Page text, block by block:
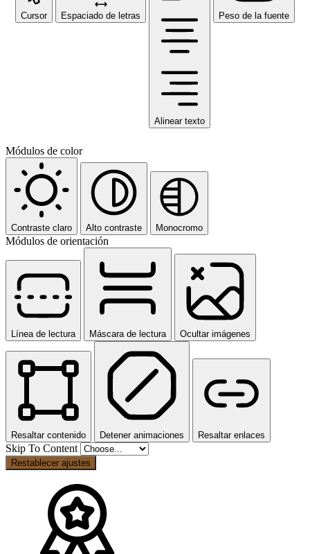
Cursor Espaciado de letras
Alinear texto
Peso de la fuente
Módulos de color
Contraste claro Alto contraste Monocromo
Módulos de orientación
Línea de lectura Máscara de lectura Ocultar imágenes
Resaltar contenido Detener animaciones Resaltar enlaces
Skip To Content
Restablecer ajustes